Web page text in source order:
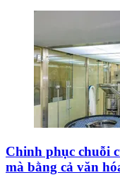
Chinh phục chuỗi
mà bằng cả văn